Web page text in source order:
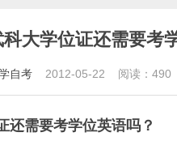
大学位证还需要考
自考 2012-05-22 阅读：490
还需要考学位英语吗？